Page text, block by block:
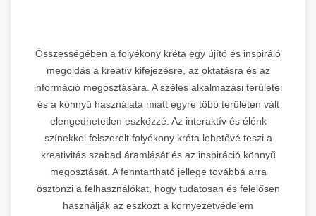
Összességében a folyékony kréta egy újító és inspiráló
megoldás a kreatív kifejezésre, az oktatásra és az
információ megosztására. A széles alkalmazási területei
és a könnyű használata miatt egyre több területen vált
elengedhetetlen eszközzé. Az interaktív és élénk
színekkel felszerelt folyékony kréta lehetővé teszi a
kreativitás szabad áramlását és az inspiráció könnyű
megosztását. A fenntartható jellege továbbá arra
ösztönzi a felhasználókat, hogy tudatosan és felelősen
használják az eszközt a környezetvédelem